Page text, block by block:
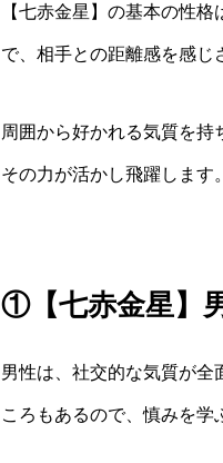
【七赤金星】の基本の性格
で、相手との距離感を感じ
周囲から好かれる気質を
その力が活かし飛躍します。
①【七赤金星】
男性は、社交的な気質が全
ころもあるので、慎みを学